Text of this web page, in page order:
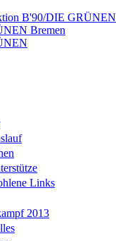
B'90/DIE GRÜNEN
Bremen
Links
2013